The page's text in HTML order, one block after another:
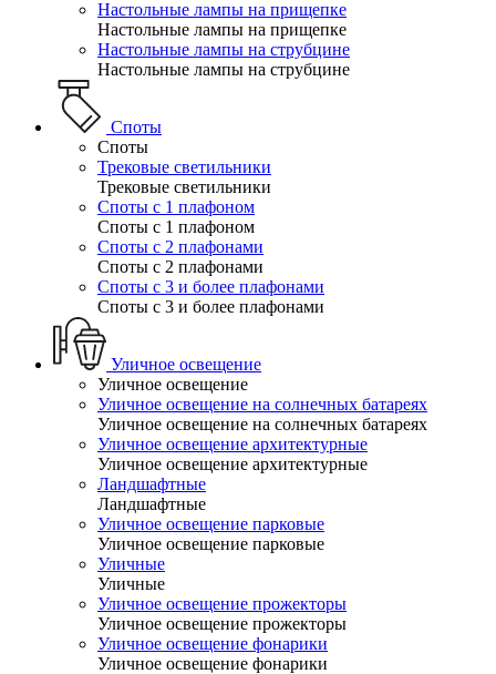
Настольные лампы на прищепке
Настольные лампы на прищепке
Настольные лампы на струбцине
Настольные лампы на струбцине
Споты
Споты
Трековые светильники
Трековые светильники
Споты с 1 плафоном
Споты с 1 плафоном
Споты с 2 плафонами
Споты с 2 плафонами
Споты с 3 и более плафонами
Споты с 3 и более плафонами
Уличное освещение
Уличное освещение
Уличное освещение на солнечных батареях
Уличное освещение на солнечных батареях
Уличное освещение архитектурные
Уличное освещение архитектурные
Ландшафтные
Ландшафтные
Уличное освещение парковые
Уличное освещение парковые
Уличные
Уличные
Уличное освещение прожекторы
Уличное освещение прожекторы
Уличное освещение фонарики
Уличное освещение фонарики